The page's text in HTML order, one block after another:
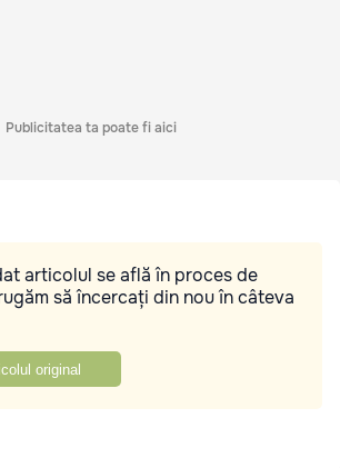
Publicitatea ta poate fi aici
articolul se află în proces de
să încercați din nou în câteva
original